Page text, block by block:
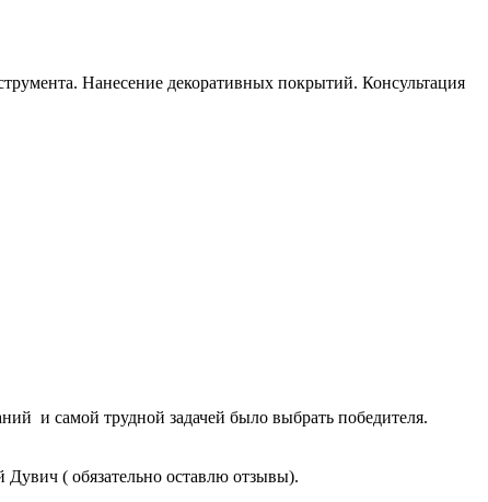
Нанесение декоративных покрытий. Консультация
и самой трудной задачей было выбрать победителя.
( обязательно оставлю отзывы).